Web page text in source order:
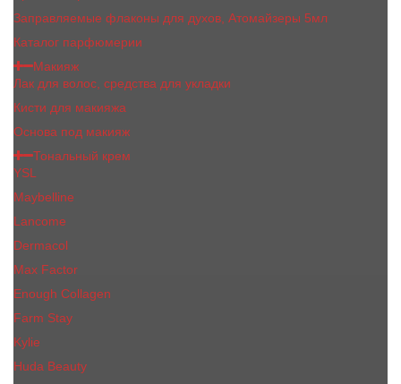
Заправляемые флаконы для духов, Атомайзеры 5мл
Каталог парфюмерии
Макияж
Лак для волос, средства для укладки
Кисти для макияжа
Основа под макияж
Тональный крем
YSL
Maybelline
Lancome
Dermacol
Max Factor
Enough Collagen
Farm Stay
Kylie
Huda Beauty